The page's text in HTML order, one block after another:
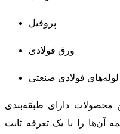
پروفیل
ورق فولادی
لوله‌های فولادی صنعتی
محصولات دارای طبقه‌بندی
آن‌ها را با یک تعرفه ثابت